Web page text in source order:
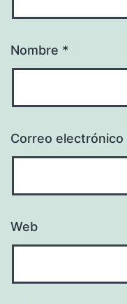
Nombre *
Correo electrónico
Web